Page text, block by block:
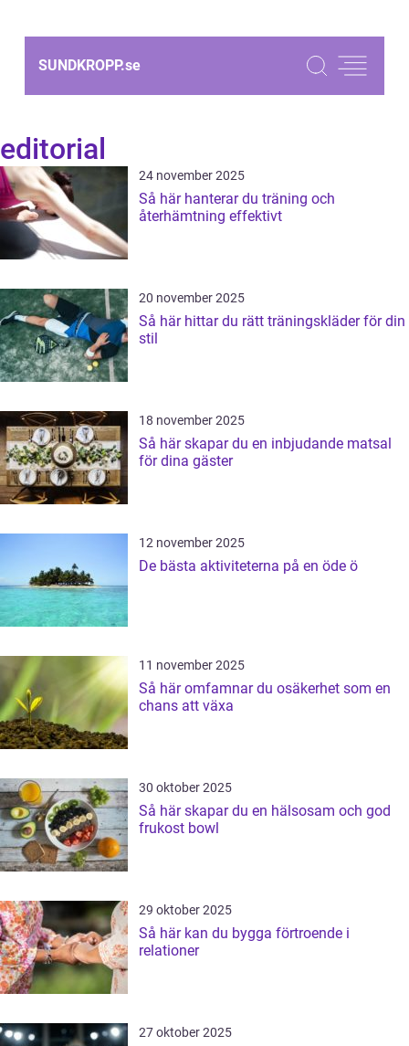
SUNDKROPP.se
editorial
24 november 2025
Så här hanterar du träning och
återhämtning effektivt
20 november 2025
Så här hittar du rätt träningskläder för din
stil
18 november 2025
Så här skapar du en inbjudande matsal
för dina gäster
12 november 2025
De bästa aktiviteterna på en öde ö
11 november 2025
Så här omfamnar du osäkerhet som en
chans att växa
30 oktober 2025
Så här skapar du en hälsosam och god
frukost bowl
29 oktober 2025
Så här kan du bygga förtroende i
relationer
27 oktober 2025